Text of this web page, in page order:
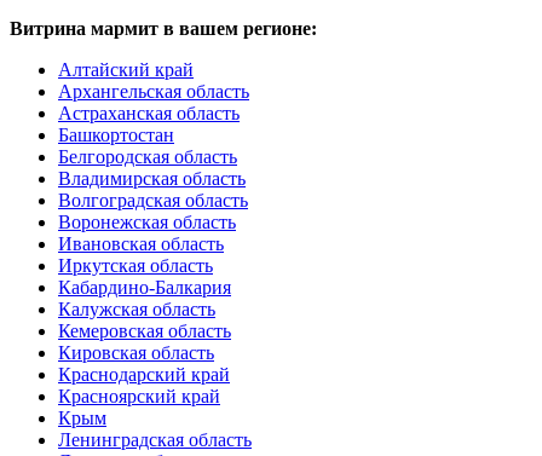
Витрина мармит в вашем регионе:
Алтайский край
Архангельская область
Астраханская область
Башкортостан
Белгородская область
Владимирская область
Волгоградская область
Воронежская область
Ивановская область
Иркутская область
Кабардино-Балкария
Калужская область
Кемеровская область
Кировская область
Краснодарский край
Красноярский край
Крым
Ленинградская область